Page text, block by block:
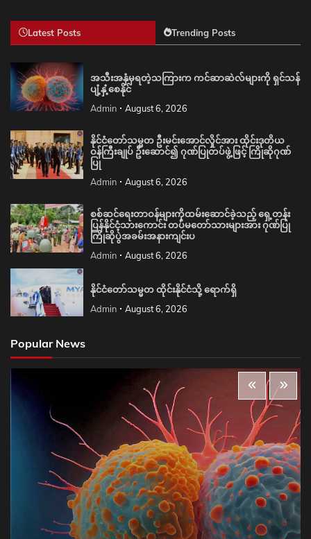
Latest Posts Trending Posts
အသီးအနှံမှရတဲ့သကြားက ကင်ဆာဆဲလ်များကို ရှင်သန်
ပျံ့နှံ့စေနိုင်
Admin August 6, 2026
နိုင်ငံတော်သမ္မတ ဦးမင်းအောင်လှိုင်အား ထိုင်းဒုတိယ
ဝန်ကြီးချုပ် ဦးဆောင်၍ ဂုဏ်ပြုတပ်ဖွဲ့ဖြင့် ကြိုဆိုဂုဏ်
ပြု
Admin August 6, 2026
စစ်ဆင်ရေးတာဝန်များကိုထမ်းဆောင်ခဲ့သည့် ရှေ့တန်း
ပြန်နိုင်ငံ့သားကောင်း တပ်မတော်သားများအား ဂုဏ်ပြု
ကြိုဆိုပွဲအခမ်းအနားကျင်းပ
Admin August 6, 2026
နိုင်ငံတော်သမ္မတ ထိုင်းနိုင်ငံသို့ ရောက်ရှိ
Admin August 6, 2026
Popular News